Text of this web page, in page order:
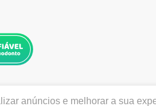
| www.dentalcentrooeste.com.br |
anúncios e melhorar a sua